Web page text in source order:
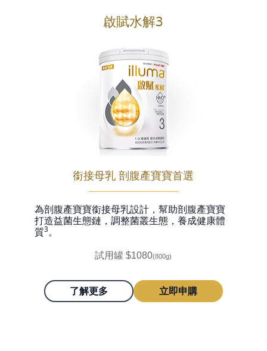
啟賦水解3
銜接母乳 剖腹產寶寶首選
為剖腹產寶寶銜接母乳設計，幫助剖腹產寶寶
打造益菌生態鏈，調整菌叢生態，養成健康體
質3。
試用罐 $1080(800g)
了解更多 立即申購